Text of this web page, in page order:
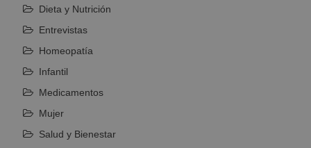
Dieta y Nutrición
Entrevistas
Homeopatía
Infantil
Medicamentos
Mujer
Salud y Bienestar